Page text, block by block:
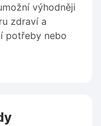
výhodněji
zdraví a
potřeby nebo